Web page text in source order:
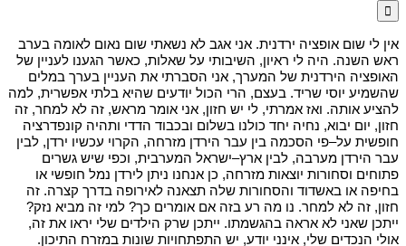

אין לי שום אופציה ירדנית. אני אגב לא נשאתי שום נאום לאומה בערב
ראש השנה. היה לי ראיון, השיבותי על שאלות, כאשר הגענו לעניין של
האופציה הירדנית של המערך, אני הסברתי את העניין בערך במלים
שהשמיע יוסי שריד. בעצם, הרי הכול יודעים שהיא בלתי אפשרית, למה
להציע אותה. ואז אמרתי, לי יש חזון, אני אומר מראש, זה לא למחר, זה
חזון, יום יבוא, נחיה יחד כולנו בשלום ובכבוד הדדי ותהיה קונפדרציה
חופשית על–פי הסכמה בין עבר הירדן מזרחה, הקרוי עכשיו ירדן, לבין
עבר הירדן מערבה, לבין ארץ–ישראל המערבית, וכפי שיש גשרים
פתוחים וסחורות יוצאות מזרחה, כן אנחנו ניתן לירדן נמל חופשי או
בחיפה או באשדוד והסחורות שלה תצאנה לאירופה בדרך קצרה. זה
חזון, זה לא למחר. נו מה רע בזה אם אומרים כך? למי זה מביא נזק?
ייתכן שאני לא אראה בהגשמתו. ייתכן שרק הילדים שלי יראו את זה,
אולי הנכדים שלי, אינני יודע, יש התפתחויות שונות במזרח התיכון.